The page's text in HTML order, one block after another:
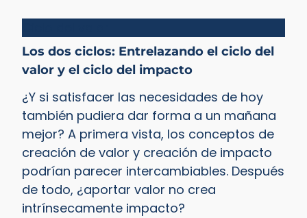
Los dos ciclos: Entrelazando el ciclo del
valor y el ciclo del impacto
¿Y si satisfacer las necesidades de hoy
también pudiera dar forma a un mañana
mejor? A primera vista, los conceptos de
creación de valor y creación de impacto
podrían parecer intercambiables. Después
de todo, ¿aportar valor no crea
intrínsecamente impacto?